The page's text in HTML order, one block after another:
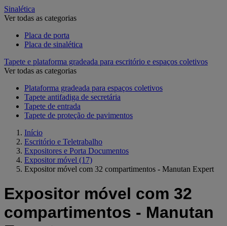
Sinalética
Ver todas as categorias
Placa de porta
Placa de sinalética
Tapete e plataforma gradeada para escritório e espaços coletivos
Ver todas as categorias
Plataforma gradeada para espaços coletivos
Tapete antifadiga de secretária
Tapete de entrada
Tapete de proteção de pavimentos
Início
Escritório e Teletrabalho
Expositores e Porta Documentos
Expositor móvel (17)
Expositor móvel com 32 compartimentos - Manutan Expert
Expositor móvel com 32
compartimentos - Manutan